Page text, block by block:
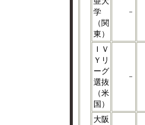
学
（関
東）
－
ＩＶ
Ｙリ
ーグ
選抜
（米
国）
－
大阪